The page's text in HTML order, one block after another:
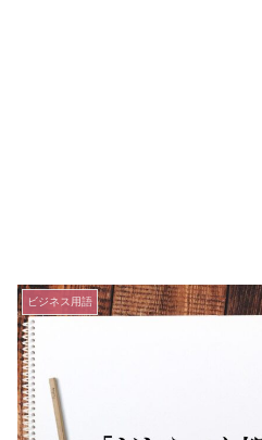
ビジネス用語